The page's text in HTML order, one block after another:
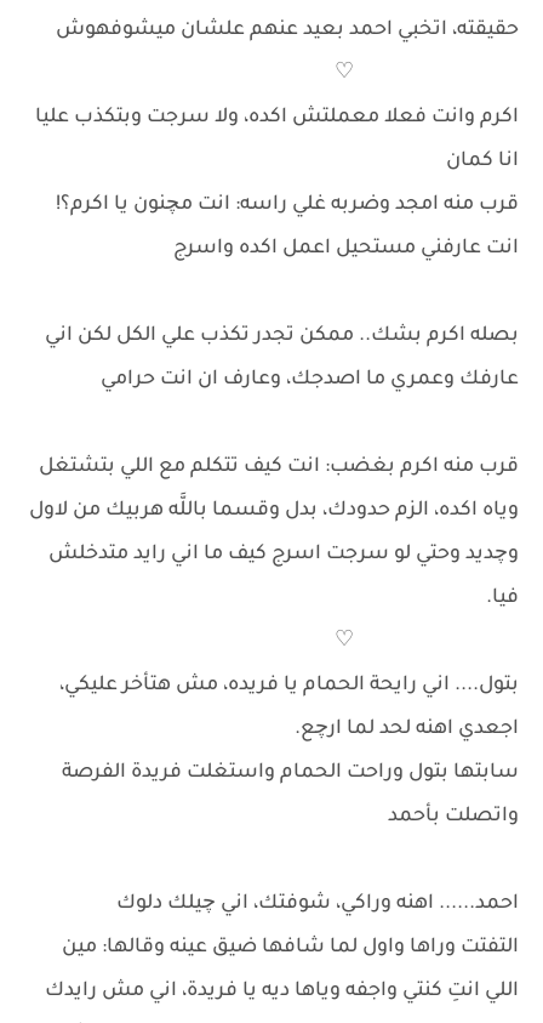
حقيقته، اتخبي احمد بعيد عنهم علشان ميشوفهوش
♡
اكرم وانت فعلا معملتش اكده، ولا سرجت وبتكذب عليا
انا كمان
قرب منه امجد وضربه غلي راسه: انت مچنون يا اكرم؟!
انت عارفني مستحيل اعمل اكده واسرج
بصله اكرم بشك.. ممكن تجدر تكذب علي الكل لكن اني
عارفك وعمري ما اصدجك، وعارف ان انت حرامي
قرب منه اكرم بغضب: انت كيف تتكلم مع اللي بتشتغل
وياه اكده، الزم حدودك، بدل وقسما باللَّه هربيك من لاول
وچديد وحتي لو سرجت اسرج كيف ما اني رايد متدخلش
فيا.
♡
بتول.... اني رايحة الحمام يا فريده، مش هتأخر عليكي،
اجعدي اهنه لحد لما ارچع.
سابتها بتول وراحت الحمام واستغلت فريدة الفرصة
واتصلت بأحمد
احمد...... اهنه وراكي، شوفتك، اني چيلك دلوك
التفتت وراها واول لما شافها ضيق عينه وقالها: مين
اللي انتِ كنتي واجفه وياها ديه يا فريدة، اني مش رايدك